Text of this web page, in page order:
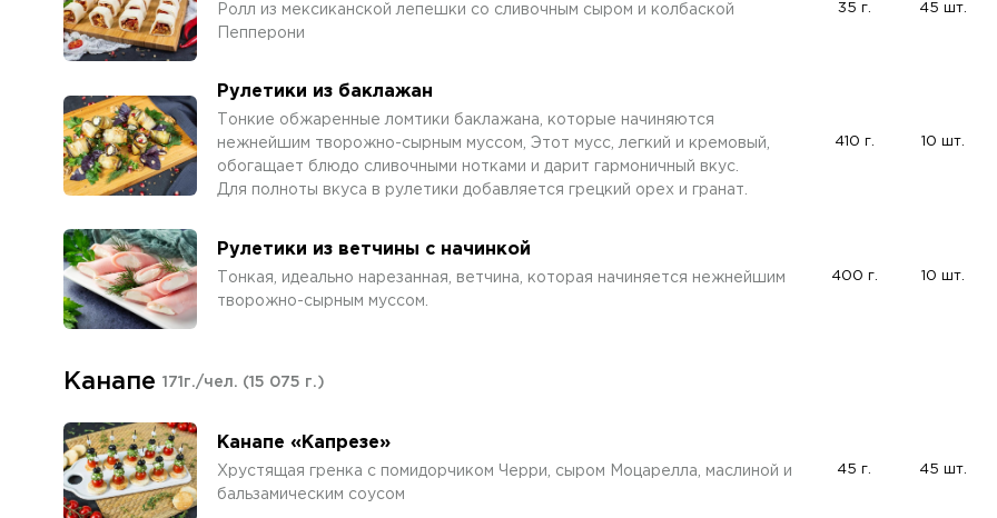
Ролл из мексиканской лепешки со сливочным сыром и колбаской
Пепперони
35 г. 45 шт.
Рулетики из баклажан
Тонкие обжаренные ломтики баклажана, которые начиняются
нежнейшим творожно-сырным муссом, Этот мусс, легкий и кремовый,
обогащает блюдо сливочными нотками и дарит гармоничный вкус.
Для полноты вкуса в рулетики добавляется грецкий орех и гранат.
410 г. 10 шт.
Рулетики из ветчины с начинкой
Тонкая, идеально нарезанная, ветчина, которая начиняется нежнейшим
творожно-сырным муссом.
400 г. 10 шт.
Канапе 171г./чел. (15 075 г.)
Канапе «Капрезе»
Хрустящая гренка с помидорчиком Черри, сыром Моцарелла, маслиной и
бальзамическим соусом
45 г. 45 шт.